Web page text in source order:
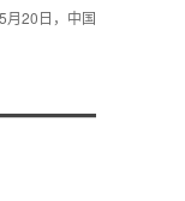
月20日，中国